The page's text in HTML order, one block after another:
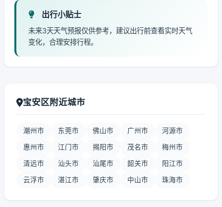
出行小贴士
未来3天天气预报仅供参考，建议出行前查看实时天气
变化，合理安排行程。
宝安区附近城市
潮州市 东莞市 佛山市 广州市 河源市
惠州市 江门市 揭阳市 茂名市 梅州市
清远市 汕头市 汕尾市 韶关市 阳江市
云浮市 湛江市 肇庆市 中山市 珠海市